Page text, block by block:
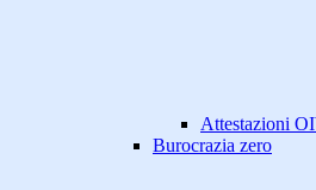
Attestazioni
Burocrazia zero